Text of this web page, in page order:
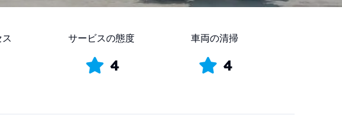
サービスの態度
4
車両の清掃
4